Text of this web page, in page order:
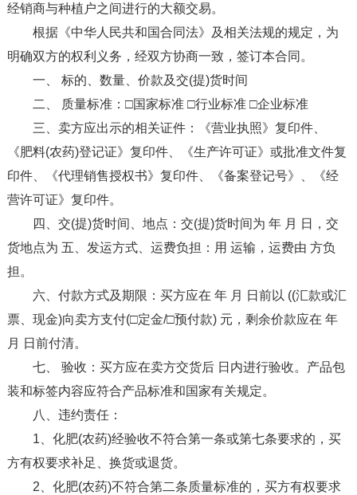
经销商与种植户之间进行的大额交易。
根据《中华人民共和国合同法》及相关法规的规定，为
明确双方的权利义务，经双方协商一致，签订本合同。
一、 标的、数量、价款及交(提)货时间
二、 质量标准：□国家标准 □行业标准 □企业标准
三、卖方应出示的相关证件：《营业执照》复印件、
《肥料(农药)登记证》复印件、《生产许可证》或批准文件复
印件、《代理销售授权书》复印件、《备案登记号》、《经
营许可证》复印件。
四、交(提)货时间、地点：交(提)货时间为 年 月 日，交
货地点为 五、发运方式、运费负担：用 运输，运费由 方负
担。
六、付款方式及期限：买方应在 年 月 日前以 ((汇款或汇
票、现金)向卖方支付(□定金/□预付款) 元，剩余价款应在 年
月 日前付清。
七、 验收：买方应在卖方交货后 日内进行验收。产品包
装和标签内容应符合产品标准和国家有关规定。
八、违约责任：
1、化肥(农药)经验收不符合第一条或第七条要求的，买
方有权要求补足、换货或退货。
2、化肥(农药)不符合第二条质量标准的，买方有权要求